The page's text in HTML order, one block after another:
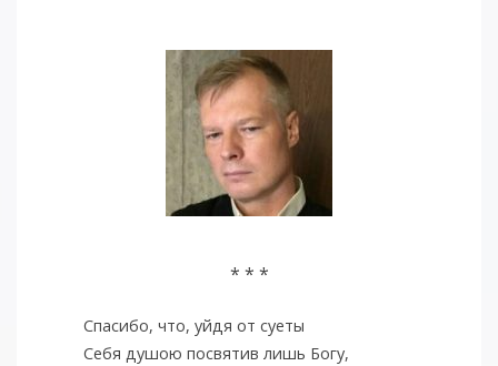
* * *
Спасибо, что, уйдя от суеты
Себя душою посвятив лишь Богу,